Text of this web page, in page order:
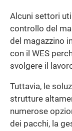
Alcuni settori
controllo del
del magazzino
con il WES
svolgere il
Tuttavia, le
strutture
numerose
dei pacchi, la